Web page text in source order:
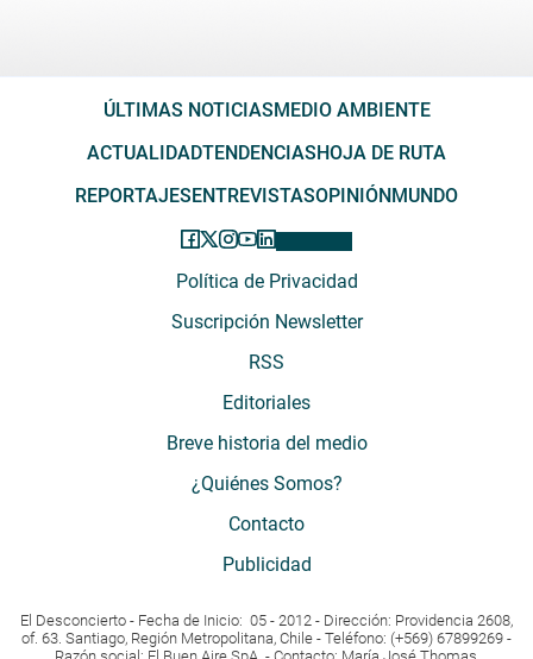
ÚLTIMAS NOTICIASMEDIO AMBIENTE
ACTUALIDADTENDENCIASHOJA DE RUTA
REPORTAJESENTREVISTASOPINIÓNMUNDO
Política de Privacidad
Suscripción Newsletter
RSS
Editoriales
Breve historia del medio
¿Quiénes Somos?
Contacto
Publicidad
El Desconcierto - Fecha de Inicio: 05 - 2012 - Dirección: Providencia 2608,
of. 63. Santiago, Región Metropolitana, Chile - Teléfono: (+569) 67899269 -